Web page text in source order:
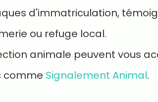
d'immatriculation,
ou refuge local.
animale peuvent vous
comme Signalement Animal.